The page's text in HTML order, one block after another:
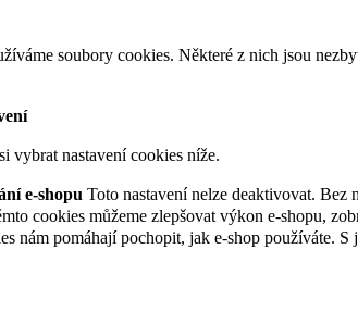
soubory cookies. Některé z nich jsou
vybrat nastavení cookies níže.
e-shopu Toto nastavení nelze deaktivovat. Bez
cookies můžeme zlepšovat výkon e-shopu,
nám pomáhají pochopit, jak e-shop používáte. S